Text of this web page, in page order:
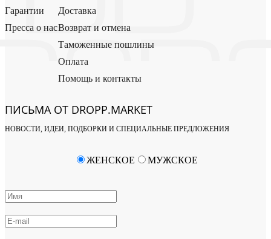
Гарантии
Пресса о нас
Доставка
Возврат и отмена
Таможенные пошлины
Оплата
Помощь и контакты
ПИСЬМА ОТ DROPP.MARKET
НОВОСТИ, ИДЕИ, ПОДБОРКИ И СПЕЦИАЛЬНЫЕ ПРЕДЛОЖЕНИЯ
ЖЕНСКОЕ МУЖСКОЕ